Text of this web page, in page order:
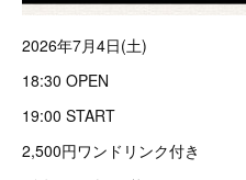
2026年7月4日(土)
18:30 OPEN
19:00 START
2,500円ワンドリンク付き